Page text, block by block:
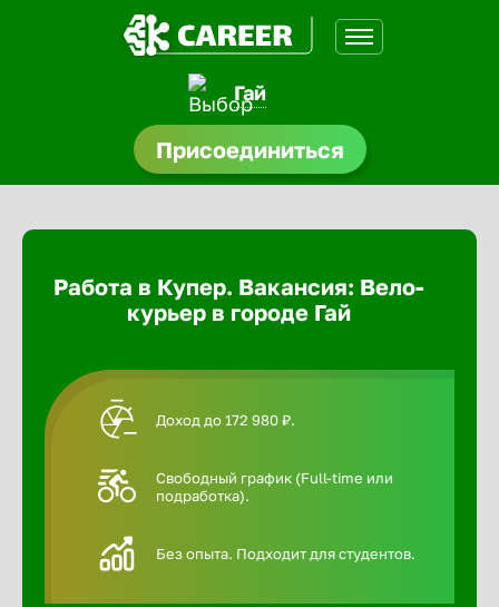
Гай
Присоединиться
Абакан
Работа в Купер. Вакансия: Вело-
курьер в городе Гай
Доход до 172 980 ₽.
Свободный график (Full-time или
подработка).
Без опыта. Подходит для студентов.